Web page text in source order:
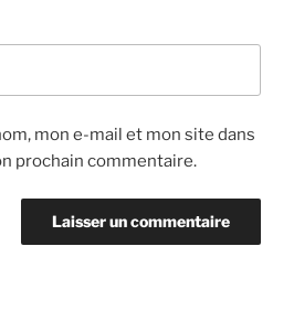
mon e-mail et mon site dans
prochain commentaire.